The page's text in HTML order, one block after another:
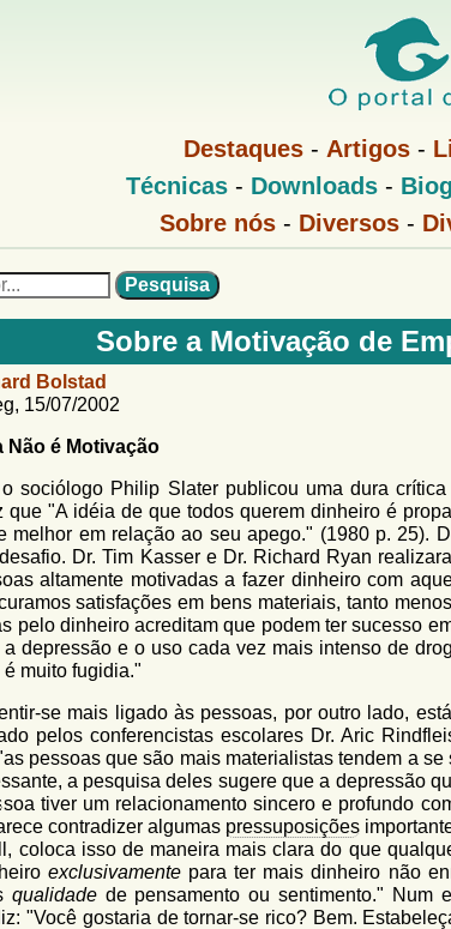
Pular
para
o
Destaques - Artigos -
Técnicas- Downloads-
Sobre nós- Diversos-
Sobre a Motivação de
Bolstad
15/07/2002
Não é Motivação
sociólogo Philip Slater publicou uma dura
que "A idéia de que todos querem dinheiro é
melhor em relação ao seu apego." (1980 p. 25).
Dr. Tim Kasser e Dr. Richard Ryan
altamente motivadas a fazer dinheiro com
satisfações em bens materiais, tanto
pelo dinheiro acreditam que podem ter sucesso
a depressão e o uso cada vez mais intenso de
muito fugidia."
se mais ligado às pessoas, por outro lado,
pelos conferencistas escolares Dr. Aric
pessoas que são mais materialistas tendem a
a pesquisa deles sugere que a depressão
tiver um relacionamento sincero e profundo
contradizer algumas pressuposições
coloca isso de maneira mais clara do que
exclusivamente para ter mais dinheiro não
qualidadede pensamento ou sentimento." Num
"Você gostaria de tornar-se rico? Bem.